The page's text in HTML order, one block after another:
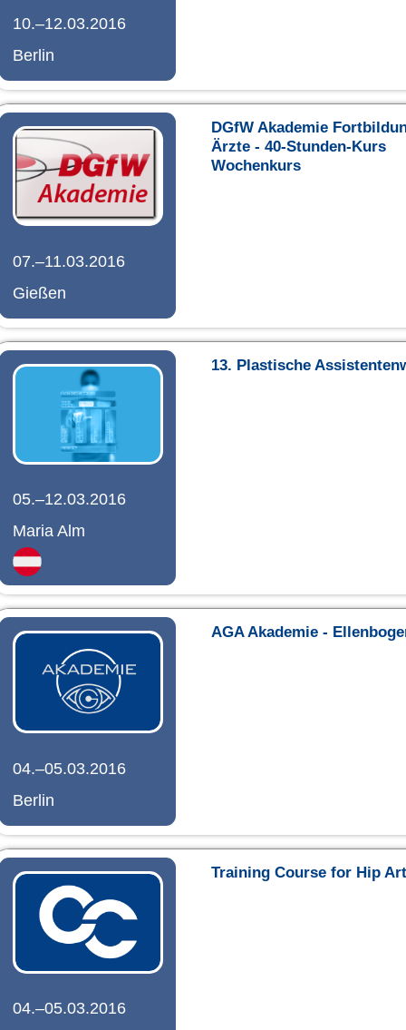
10.–12.03.2016
Berlin
07.–11.03.2016
Gießen
DGfW Akademie
Ärzte - 40-Stunden-Kurs
Wochenkurs
05.–12.03.2016
Maria Alm
13. Plastische
04.–05.03.2016
Berlin
AGA Akademie -
04.–05.03.2016
Training Course for Hip